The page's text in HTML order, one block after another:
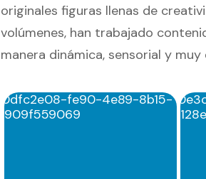
originales figuras llenas de
volúmenes, han trabajado
manera dinámica, sensorial y